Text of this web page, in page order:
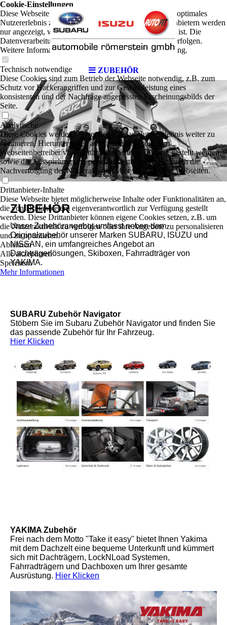
ZUBEHÖR
ZUBEHÖR
Unser Zubehörangebot umfasst neben dem
Originalzubehör unserer Marken SUBARU, ISUZU und
NISSAN, ein umfangreiches Angebot an
Dachträgerlösungen, Skiboxen, Fahrradträger von
YAKIMA.
SUBARU Zubehör Navigator
Stöbern Sie im Subaru Zubehör Navigator und finden Sie
das passende Zubehör für Ihr Fahrzeug.
Hier Klicken
YAKIMA Zubehör
Frei nach dem Motto "Take it easy" bietet Ihnen Yakima
mit dem Dachzelt eine bequeme Unterkunft und kümmert
sich mit Dachträgern, LockNLoad Systemen,
Fahrradträgern und Dachboxen um Ihrer gesamte
Ausrüstung. Hier Klicken
Cookie-Einstellungen
Diese Webseite verwendet Cookies, um Besuchern ein optimales
Nutzererlebnis zu bieten. Bestimmte Inhalte von Drittanbietern werden
nur angezeigt, wenn die entsprechende Option aktiviert ist. Die
Datenverarbeitung kann dann auch in einem Drittland erfolgen.
Weitere Informationen hierzu in der Datenschutzerklärung.
Technisch notwendige
Diese Cookies sind zum Betrieb der Webseite notwendig, z.B. zum
Schutz vor Hackerangriffen und zur Gewährleistung eines
konsistenten und der Nachfrage angepassten Erscheinungsbilds der
Seite.
Analytische
Diese Cookies werden verwendet, um das Nutzererlebnis weiter zu
optimieren. Hierunter fallen auch Statistiken, die dem
Webseitenbetreiber von Drittanbietern zur Verfügung gestellt werden,
sowie die Ausspielung von personalisierter Werbung durch die
Nachverfolgung der Nutzeraktivität über verschiedene Webseiten.
Drittanbieter-Inhalte
Diese Webseite bietet möglicherweise Inhalte oder Funktionalitäten an,
die von Drittanbietern eigenverantwortlich zur Verfügung gestellt
werden. Diese Drittanbieter können eigene Cookies setzen, z.B. um
die Nutzeraktivität zu verfolgen oder ihre Angebote zu personalisieren
und zu optimieren.
Ablehnen
Alle akzeptieren
Speichern
Mehr Informationen